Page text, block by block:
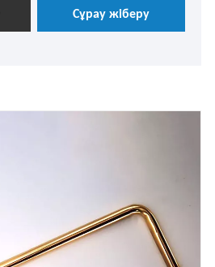
қорғау үшін арнайы
қандай да бір көмек қажет
Сұрау жіберу